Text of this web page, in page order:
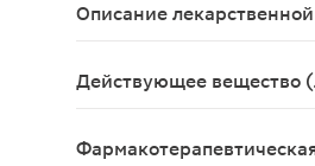
Описание
Таблетки, покрытые
Действующее вещество